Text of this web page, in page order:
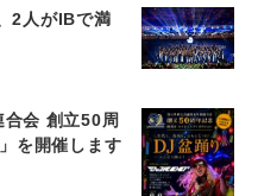
2人がIBで満
会 創立50周
を開催します